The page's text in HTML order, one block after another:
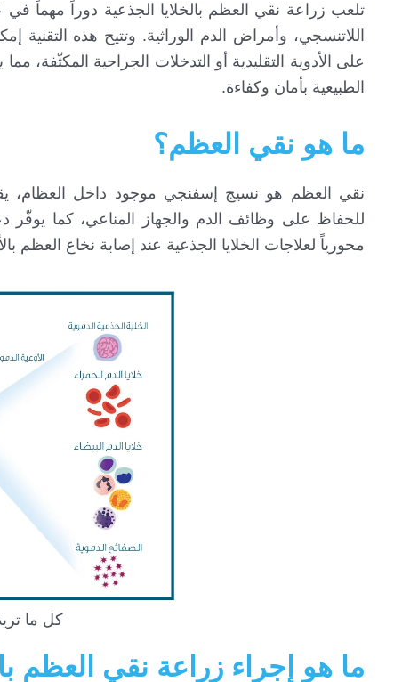
تلعب زراعة نقي العظم بالخلايا الجذعية دوراً مهماً
اللاتنسجي، وأمراض الدم الوراثية. وتتيح هذه التقنية
على الأدوية التقليدية أو التدخلات الجراحية المكثّفة،
الطبيعية بأمان وكفاءة.
ما هو نقي العظم؟
نقي العظم هو نسيج إسفنجي موجود داخل العظام، يقوم
للحفاظ على وظائف الدم والجهاز المناعي، كما يوفّر
محورياً لعلاجات الخلايا الجذعية عند إصابة نخاع العظم
كل ما
ما هو إجراء زراعة نقي العظم